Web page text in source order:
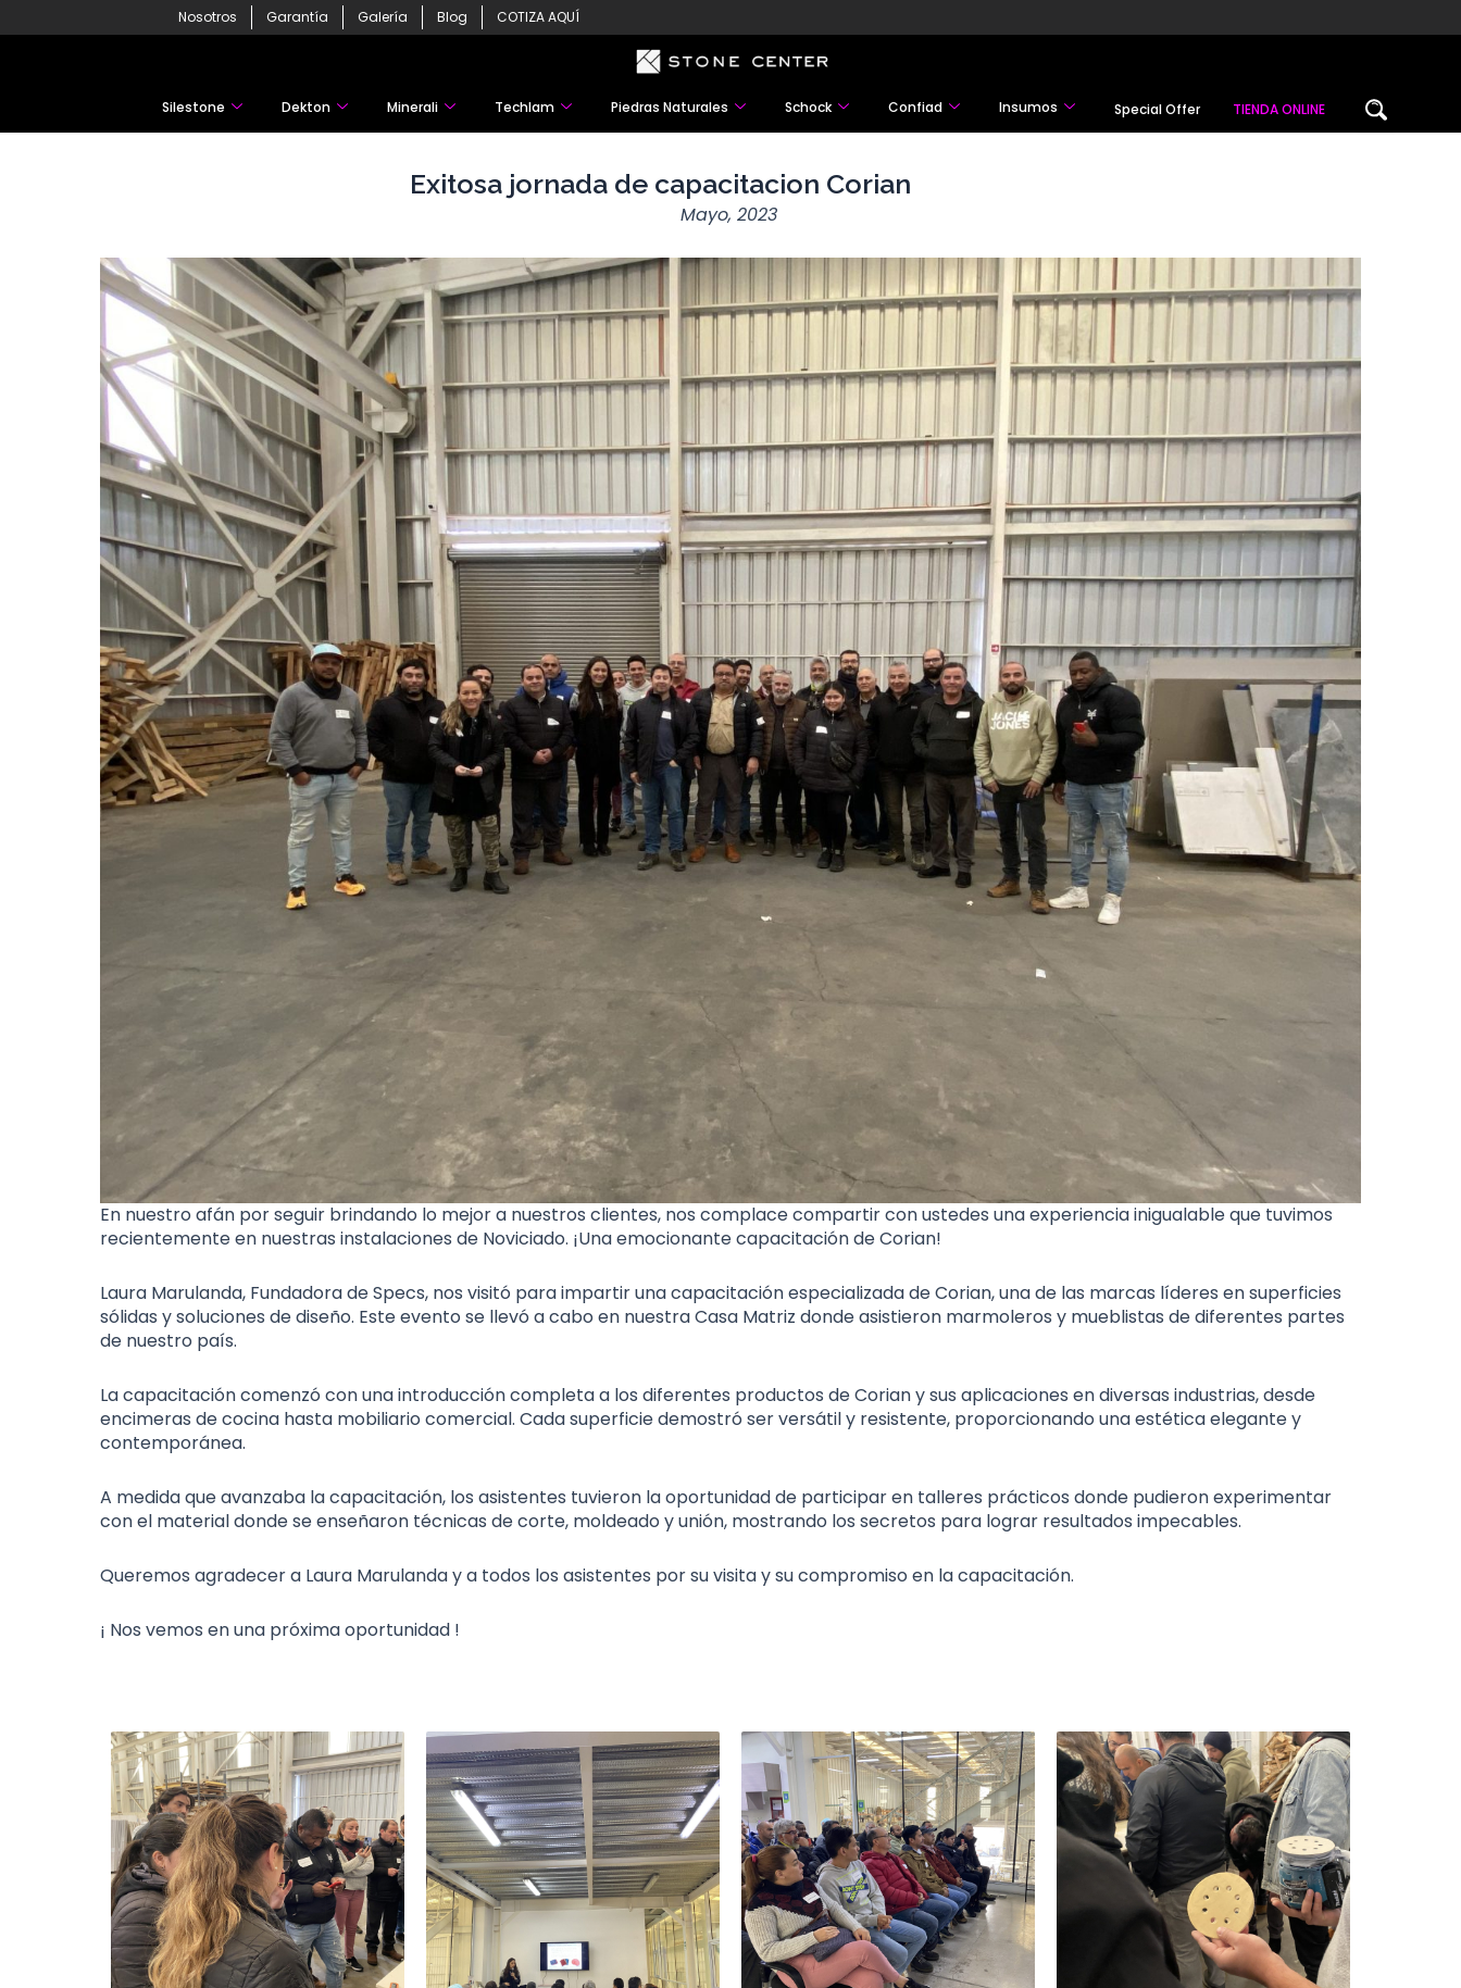
to
Nosotros Garantía Galería Blog COTIZA AQUÍ
Silestone Dekton Minerali Techlam Piedras Naturales Schock Confiad Insumos Special Offer TIENDA ONLINE
Exitosa jornada de capacitacion Corian
Mayo, 2023
En nuestro afán por seguir brindando lo mejor a nuestros clientes, nos complace compartir con ustedes una experiencia inigualable que tuvimos
recientemente en nuestras instalaciones de Noviciado. ¡Una emocionante capacitación de Corian!
Laura Marulanda, Fundadora de Specs, nos visitó para impartir una capacitación especializada de Corian, una de las marcas líderes en superficies
sólidas y soluciones de diseño. Este evento se llevó a cabo en nuestra Casa Matriz donde asistieron marmoleros y mueblistas de diferentes partes
de nuestro país.
La capacitación comenzó con una introducción completa a los diferentes productos de Corian y sus aplicaciones en diversas industrias, desde
encimeras de cocina hasta mobiliario comercial. Cada superficie demostró ser versátil y resistente, proporcionando una estética elegante y
contemporánea.
A medida que avanzaba la capacitación, los asistentes tuvieron la oportunidad de participar en talleres prácticos donde pudieron experimentar
con el material donde se enseñaron técnicas de corte, moldeado y unión, mostrando los secretos para lograr resultados impecables.
Queremos agradecer a Laura Marulanda y a todos los asistentes por su visita y su compromiso en la capacitación.
¡ Nos vemos en una próxima oportunidad !